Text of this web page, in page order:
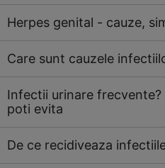
Herpes genital - cauze,
Care sunt cauzele
Infectii urinare frecvente?
poti evita
De ce recidiveaza